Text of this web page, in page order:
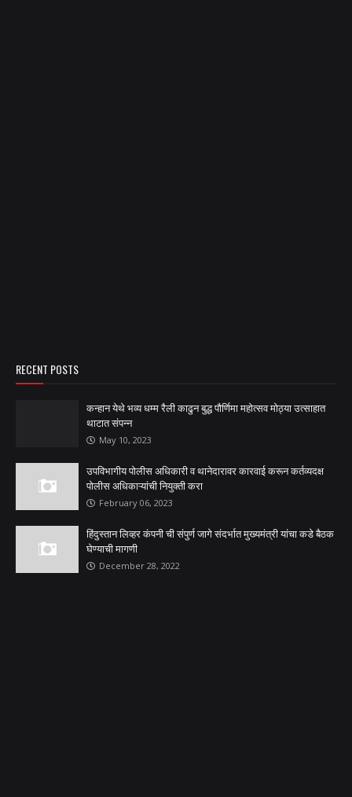
RECENT POSTS
कन्हान येथे भव्य धम्म रैली काढुन बुद्ध पौर्णिमा महोत्सव मोठ्या उत्साहात
थाटात संपन्न
May 10, 2023
उपविभागीय पोलीस अधिकारी व थानेदारावर कारवाई करून कर्तव्यदक्ष
पोलीस अधिकाऱ्यांची नियुक्ती करा
February 06, 2023
हिंदुस्तान लिव्हर कंपनी ची संपुर्ण जागे संदर्भात मुख्यमंत्री यांचा कडे बैठक
घेण्याची मागणी
December 28, 2022